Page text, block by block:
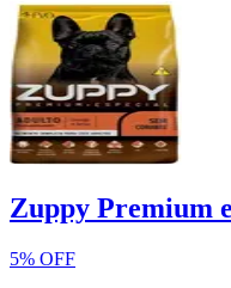
Zuppy Premium
5% OFF